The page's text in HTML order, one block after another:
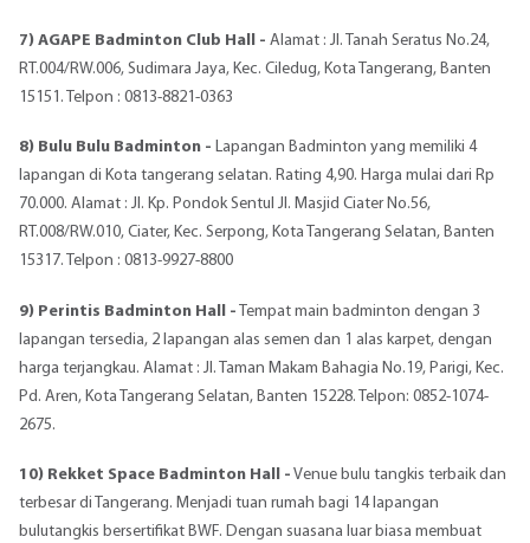
7) AGAPE Badminton Club Hall - Alamat : Jl. Tanah Seratus No.24,
RT.004/RW.006, Sudimara Jaya, Kec. Ciledug, Kota Tangerang, Banten
15151. Telpon : 0813-8821-0363
8) Bulu Bulu Badminton - Lapangan Badminton yang memiliki 4
lapangan di Kota tangerang selatan. Rating 4,90. Harga mulai dari Rp
70.000. Alamat : Jl. Kp. Pondok Sentul Jl. Masjid Ciater No.56,
RT.008/RW.010, Ciater, Kec. Serpong, Kota Tangerang Selatan, Banten
15317. Telpon : 0813-9927-8800
9) Perintis Badminton Hall - Tempat main badminton dengan 3
lapangan tersedia, 2 lapangan alas semen dan 1 alas karpet, dengan
harga terjangkau. Alamat : Jl. Taman Makam Bahagia No.19, Parigi, Kec.
Pd. Aren, Kota Tangerang Selatan, Banten 15228. Telpon: 0852-1074-
2675.
10) Rekket Space Badminton Hall - Venue bulu tangkis terbaik dan
terbesar di Tangerang. Menjadi tuan rumah bagi 14 lapangan
bulutangkis bersertifikat BWF. Dengan suasana luar biasa membuat